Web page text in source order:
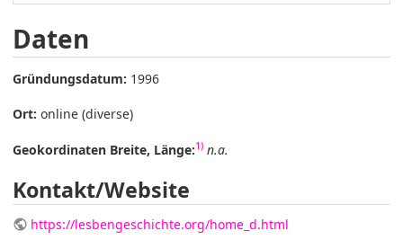
Daten
Gründungsdatum: 1996
Ort: online (diverse)
Geokordinaten Breite, Länge:1) n.a.
Kontakt/Website
https://lesbengeschichte.org/home_d.html